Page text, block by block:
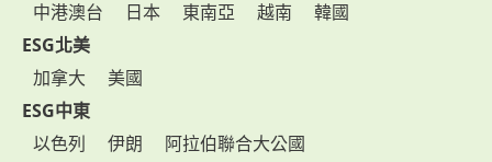
中港澳台
日本 東南亞 越南
韓國
ESG北美
加拿大
美國
ESG中東
以色列
伊朗
阿拉伯聯合大公國